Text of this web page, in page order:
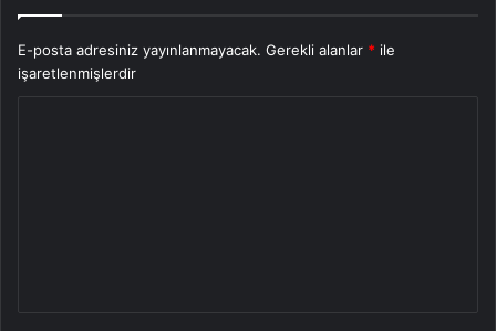
E-posta adresiniz yayınlanmayacak. Gerekli alanlar * ile
işaretlenmişlerdir